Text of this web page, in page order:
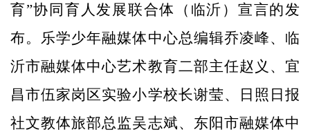
育”协同育人发展联合体（临沂）宣言的发
布。乐学少年融媒体中心总编辑乔凌峰、临
沂市融媒体中心艺术教育二部主任赵义、宜
昌市伍家岗区实验小学校长谢莹、日照日报
社文教体旅部总监吴志斌、东阳市融媒体中